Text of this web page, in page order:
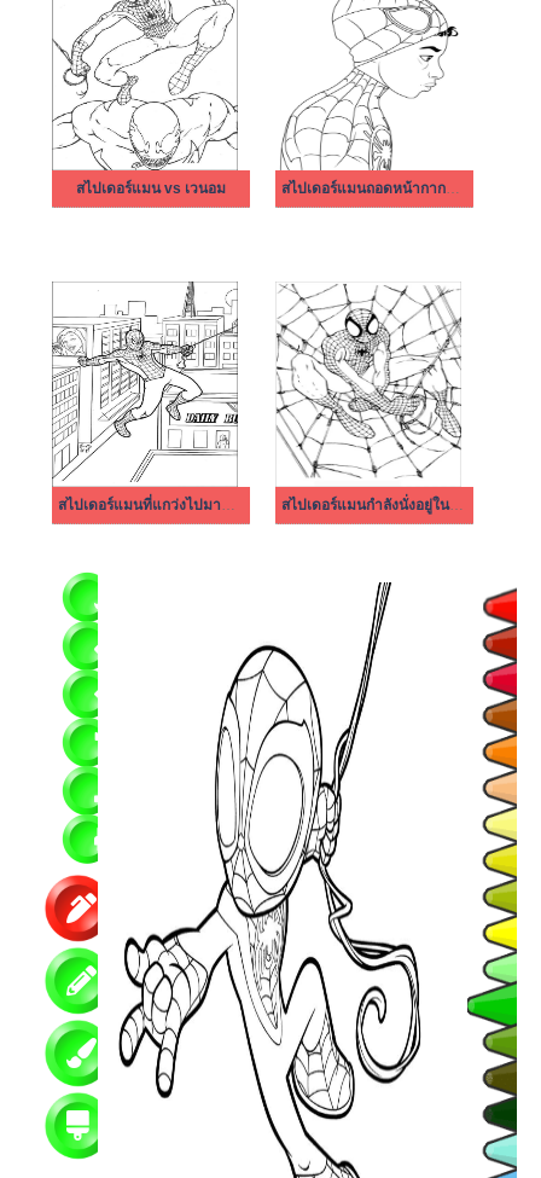
สไปเดอร์แมน vs เวนอม สไปเดอร์แมนถอดหน้ากากออก
สไปเดอร์แมนที่แกว่งไปมาทั่วเมือง สไปเดอร์แมนกำลังนั่งอยู่ในผ้าไหม